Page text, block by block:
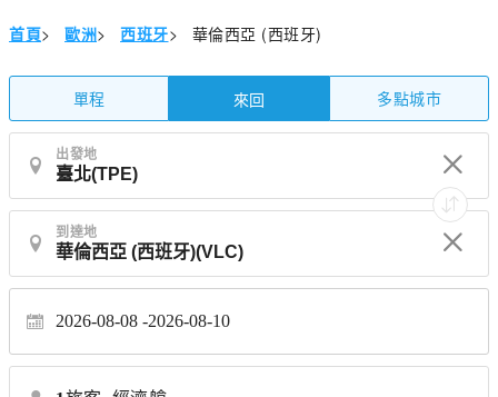
首頁> 歐洲> 西班牙> 華倫西亞 (西班牙)
單程 來回 多點城市
出發地
到達地
2026-08-08 2026-08-10